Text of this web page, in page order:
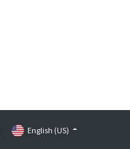
English (US)